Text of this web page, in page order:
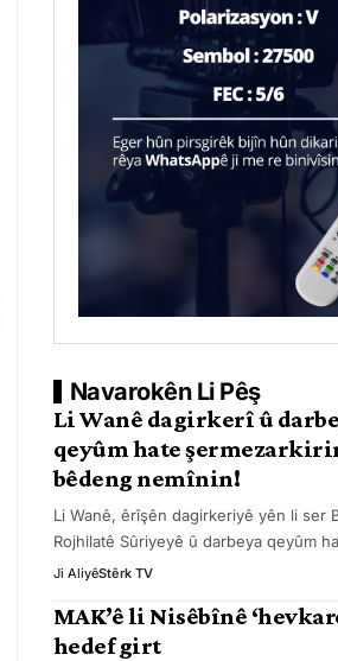
Navarokên Li Pêş
Li Wanê dagirkerî û
qeyûm hate
bêdeng nemînin!
Li Wanê, êrîşên dagirkeriyê yên li ser
Rojhilatê Sûriyeyê û darbeya qeyûm
Ji AliyêStêrk TV
MAK’ê li Nisêbînê
hedef girt